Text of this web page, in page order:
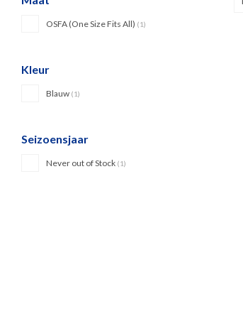
OSFA (One Size Fits All) (1)
Kleur
Blauw (1)
Seizoensjaar
Never out of Stock (1)